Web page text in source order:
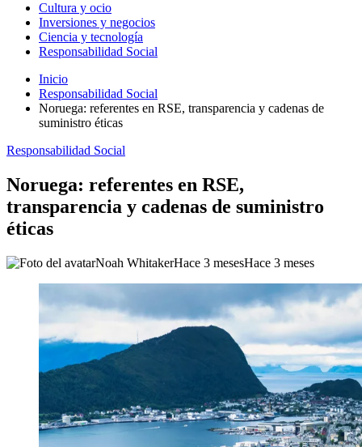
Cultura y ocio
Inversiones y negocios
Ciencia y tecnología
Responsabilidad Social
Inicio
Responsabilidad Social
Noruega: referentes en RSE, transparencia y cadenas de
suministro éticas
Responsabilidad Social
Noruega: referentes en RSE,
transparencia y cadenas de suministro
éticas
Noah WhitakerHace 3 mesesHace 3 meses